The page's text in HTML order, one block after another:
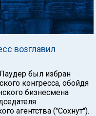
возглавил
был избран
конгресса, обойдя
бизнесмена
агентства ("Сохнут").